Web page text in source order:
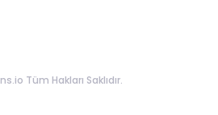
Tüm Hakları Saklıdır.